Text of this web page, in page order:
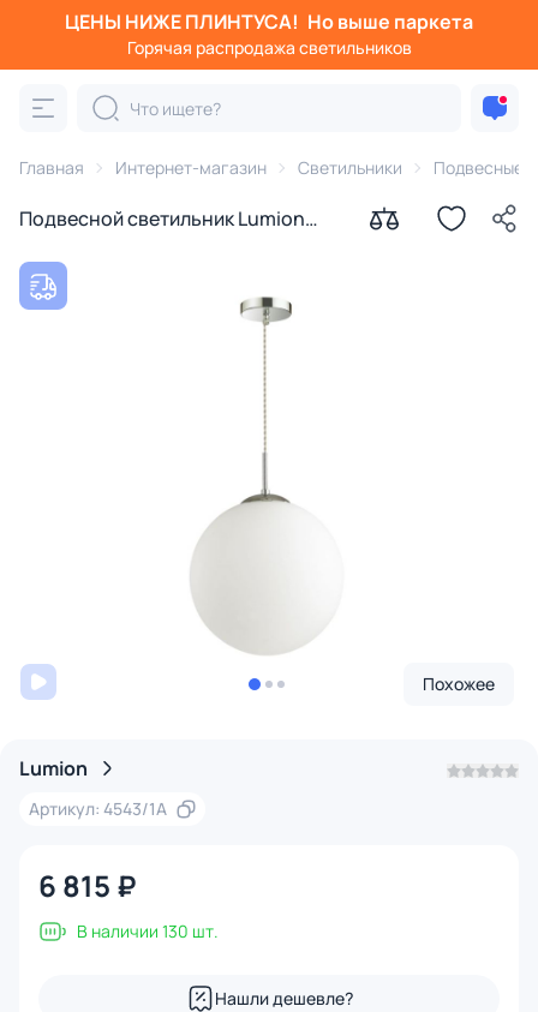
ЦЕНЫ НИЖЕ ПЛИНТУСА! Но выше паркета
Горячая распродажа светильников
Главная Интернет-магазин Светильники Подвесные
Подвесной светильник Lumion
Похожее
Lumion
Артикул: 4543/1A
6 815 ₽
В наличии 130 шт.
Нашли дешевле?